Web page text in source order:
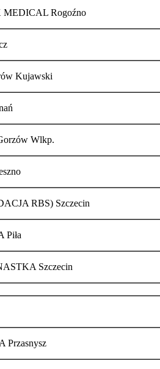
Rogoźno
Kujawski
Wlkp.
RBS) Szczecin
Piła
Szczecin
Przasnysz